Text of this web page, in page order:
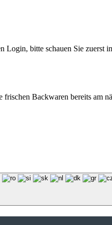
Login, bitte schauen Sie
Backwaren bereits am